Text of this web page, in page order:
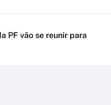
PF vão se reunir para